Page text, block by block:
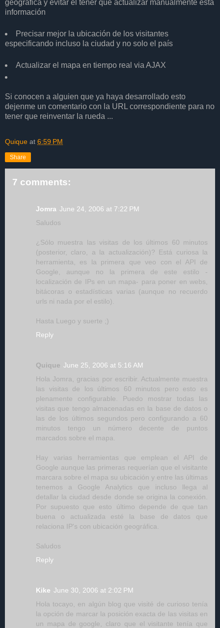
geográfica y evitar el tener que actualizar manualmente esta
información
Precisar mejor la ubicación de los visitantes
especificando incluso la ciudad y no solo el país
Actualizar el mapa en tiempo real via AJAX
Si conocen a alguien que ya haya desarrollado esto
dejenme un comentario con la URL correspondiente para no
tener que reinventar la rueda ...
Quique at 6:59 PM
Share
7 comments:
Jomra June 24, 2006 at 7:22 PM
Saludos
¿Sólo muestra las visitas de los últimos 60 minutos
(posterior, claro, a la actualización)? Está curiosa la
herramienta, es la primera que veo con el API de
Google, aunque no la primera de este estilo -
localización de IPs en un mapa- para poner en webs,
bitácoras o estadísticas varias (aunque no recuerdo
urls ni nada por el estilo).
Hasta Luego y suerte ;)
Reply
Quique June 25, 2006 at 5:16 AM
Hola Jomra, gracias por escribir. Actualmente muestra
las visitas de los últimos 60 minutos pero esto es
plenamente configurable. Puedo mostrar todas las
visitas que tengo almacenadas en la base de datos o
las de los últimos segundos pero configurando a 60
minutos tengo un número decente de puntos
marcados sobre el mapa.
Hay varias herramientas que emplean el API de
Google aunque las primeras requerían que el visitante
marcara sobre el mapa su ubicación y entre las últimas
tenemos a Google Analytics que incluso llega al
detallar la ciudad desde donde se origina la conexión.
Por supuesto que esto último depende de que tan
buena o actualizada esté la base de datos que
relaciona IP's con ubicación geográfica.
Saludos
Reply
Kike June 30, 2006 at 2:02 PM
Hola tocayo, en algún blog que visité de curioso tenía
la opción de marcar la posición exacta de las visitas en
un mapa de google, claro que el visitante tenía que